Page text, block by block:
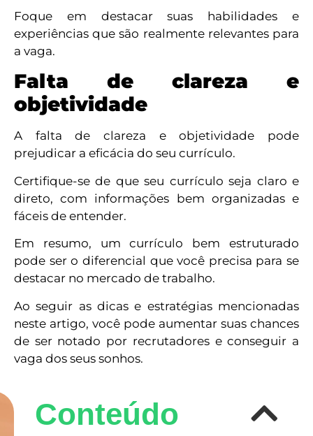
Foque em destacar suas habilidades e
experiências que são realmente relevantes para
a vaga.
Falta de clareza e
objetividade
A falta de clareza e objetividade pode
prejudicar a eficácia do seu currículo.
Certifique-se de que seu currículo seja claro e
direto, com informações bem organizadas e
fáceis de entender.
Em resumo, um currículo bem estruturado
pode ser o diferencial que você precisa para se
destacar no mercado de trabalho.
Ao seguir as dicas e estratégias mencionadas
neste artigo, você pode aumentar suas chances
de ser notado por recrutadores e conseguir a
vaga dos seus sonhos.
Conteúdo